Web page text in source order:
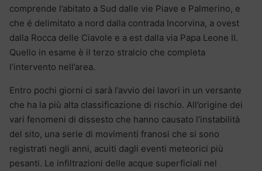
comprende l’abitato a Sud dalle vie Piave e Palmerino, e
che é delimitato a nord dalla contrada Incorvina, a ovest
dalla Rocca delle Ciavole e a est dalla via Papa Leone II.
Quello in esame è il terzo stralcio che completa
l’intervento nell’area.
Entro pochi giorni ci sarà l’avvio dei lavori in un versante
che ha la più alta classificazione di rischio. All’origine dei
vari fenomeni di dissesto che hanno causato l’instabilità
del sito, una serie di movimenti franosi che si sono
registrati negli anni, acuiti dagli eventi meteorici più
pesanti. Le infiltrazioni delle acque superficiali nel